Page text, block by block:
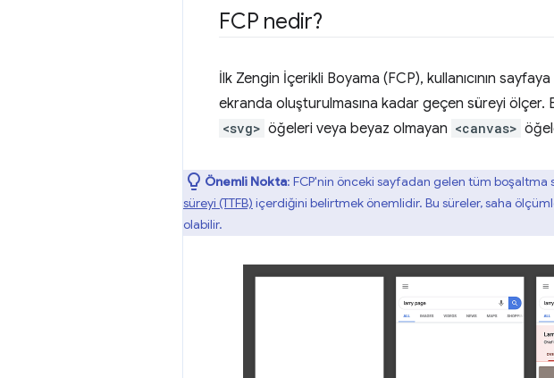
FCP nedir?
İlk Zengin İçerikli Boyama (FCP), kullanıcının
ekranda oluşturulmasına kadar geçen süreyi ölçer.
<svg> öğeleri veya beyaz olmayan <canvas>
Önemli Nokta: FCP'nin önceki sayfadan gelen tüm boşaltma
süreyi (TTFB) içerdiğini belirtmek önemlidir. Bu süreler, saha
olabilir.